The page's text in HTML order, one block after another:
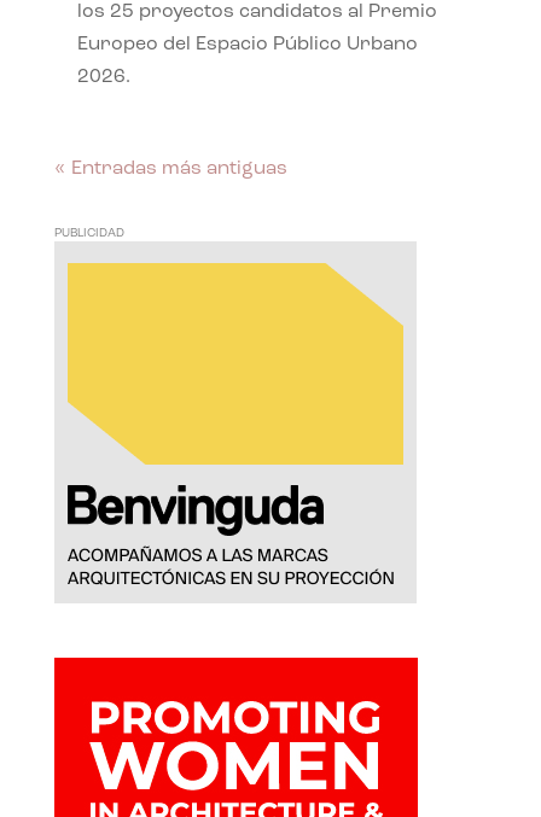
los 25 proyectos candidatos al Premio
Europeo del Espacio Público Urbano
2026.
« Entradas más antiguas
PUBLICIDAD